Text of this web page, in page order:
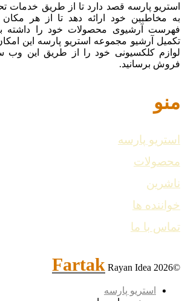
استریو پارسه قصد دارد تا از طریق خدمات
به مخاطبین خود ارائه دهد تا از هر
فهرست آرشیوی محصولات خود را داشته
تکمیل آرشیو مجموعه استریو پارسه این
لوازم کلکسیونی خود را از طریق این وب
فروش برسانید.
منو
استریو پارسه
محصولات
ناشرین
خواننده ها
تماس با ما
©2026
FartakRayan Idea
استریو پارسه